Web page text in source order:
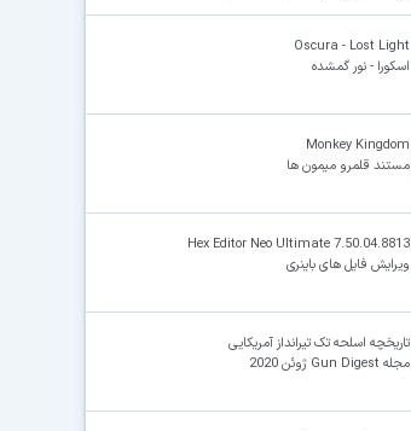
Oscura - Lost Light
اسکورا - نور گمشده
Monkey Kingdom
مستند قلمرو میمون ها
Hex Editor Neo Ultimate 7.50.04.8813
ویرایش فایل های باینری
تاریخچه اسلحه تک تیرانداز آمریکایی
مجله Gun Digest ژوئن 2020